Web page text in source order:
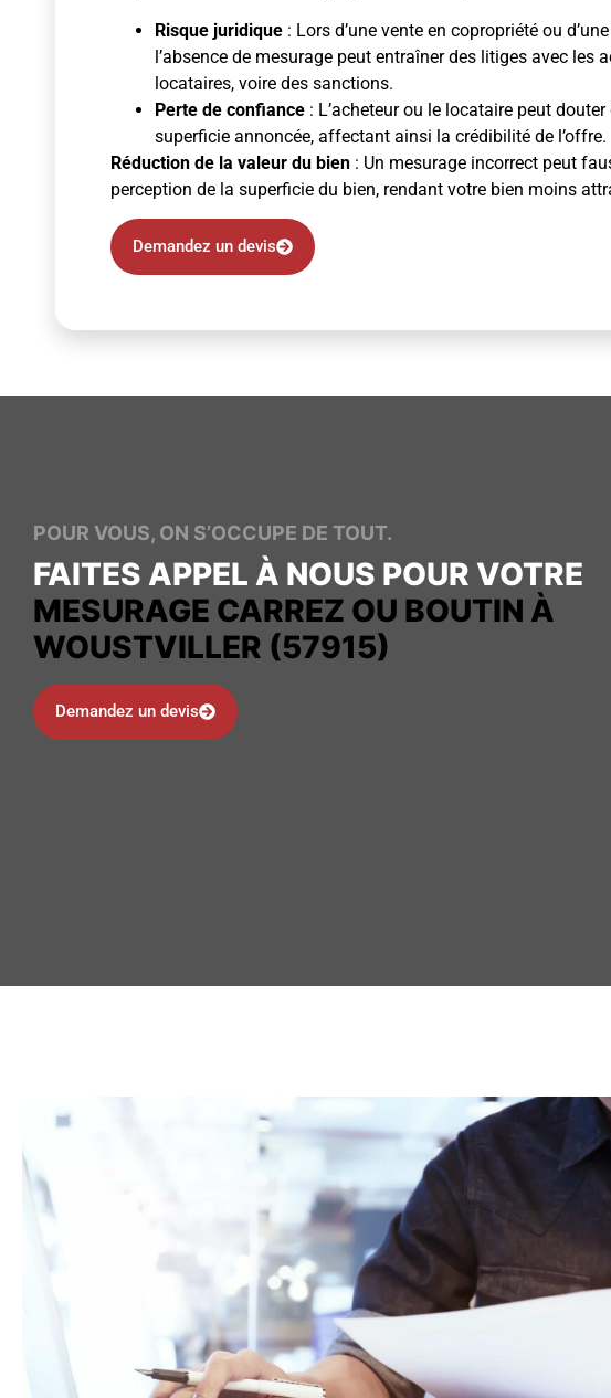
Risque juridique : Lors d’une vente en copropriété ou
l’absence de mesurage peut entraîner des litiges avec les
locataires, voire des sanctions.
Perte de confiance : L’acheteur ou le locataire peut douter
superficie annoncée, affectant ainsi la crédibilité de l’offre.
Réduction de la valeur du bien : Un mesurage incorrect peut
perception de la superficie du bien, rendant votre bien moins
Demandez un devis
POUR VOUS, ON S’OCCUPE DE TOUT.
FAITES APPEL À NOUS POUR VOTRE
MESURAGE CARREZ OU BOUTIN À
WOUSTVILLER (57915)
Demandez un devis